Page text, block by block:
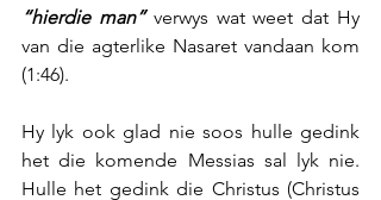
“hierdie man” verwys wat weet dat Hy
van die agterlike Nasaret vandaan kom
(1:46).
Hy lyk ook glad nie soos hulle gedink
het die komende Messias sal lyk nie.
Hulle het gedink die Christus (Christus